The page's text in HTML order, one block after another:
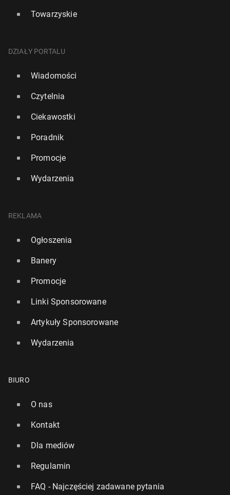
Towarzyskie
DZIAŁY PORTALU
Wiadomości
Czytelnia
Ciekawostki
Poradnik
Promocje
Wydarzenia
REKLAMA
Ogłoszenia
Banery
Promocje
Linki Sponsorowane
Artykuły Sponsorowane
Wydarzenia
BIURO
O nas
Kontakt
Dla mediów
Regulamin
FAQ - Najczęściej zadawane pytania